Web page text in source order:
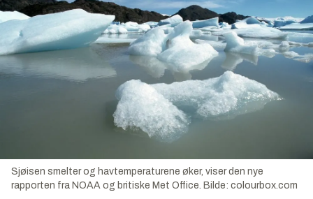
Sjøisen smelter og havtemperaturene øker, viser den nye
rapporten fra NOAA og britiske Met Office. Bilde: colourbox.com